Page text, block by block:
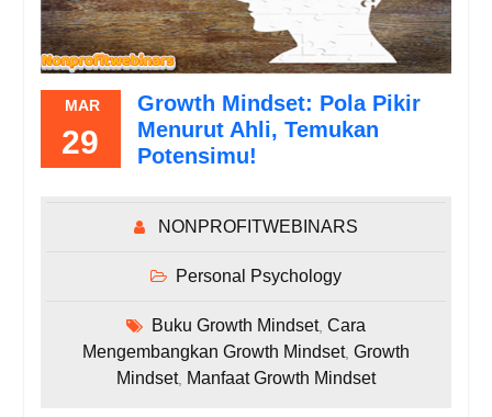
MAR
29
Growth Mindset: Pola Pikir
Menurut Ahli, Temukan
Potensimu!
NONPROFITWEBINARS
Personal Psychology
Buku Growth Mindset, Cara
Mengembangkan Growth Mindset, Growth
Mindset, Manfaat Growth Mindset